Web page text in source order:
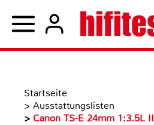
Startseite
> Ausstattungslisten
> Canon TS-E 24mm 1:3.5L II